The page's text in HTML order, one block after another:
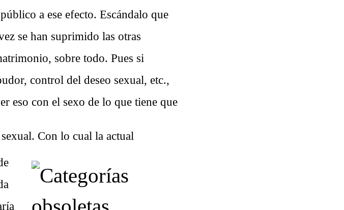
a ese efecto. Escándalo que
se han suprimido las otras
sobre todo. Pues si
control del deseo sexual, etc.,
eso con el sexo de lo que tiene que
Con lo cual la actual